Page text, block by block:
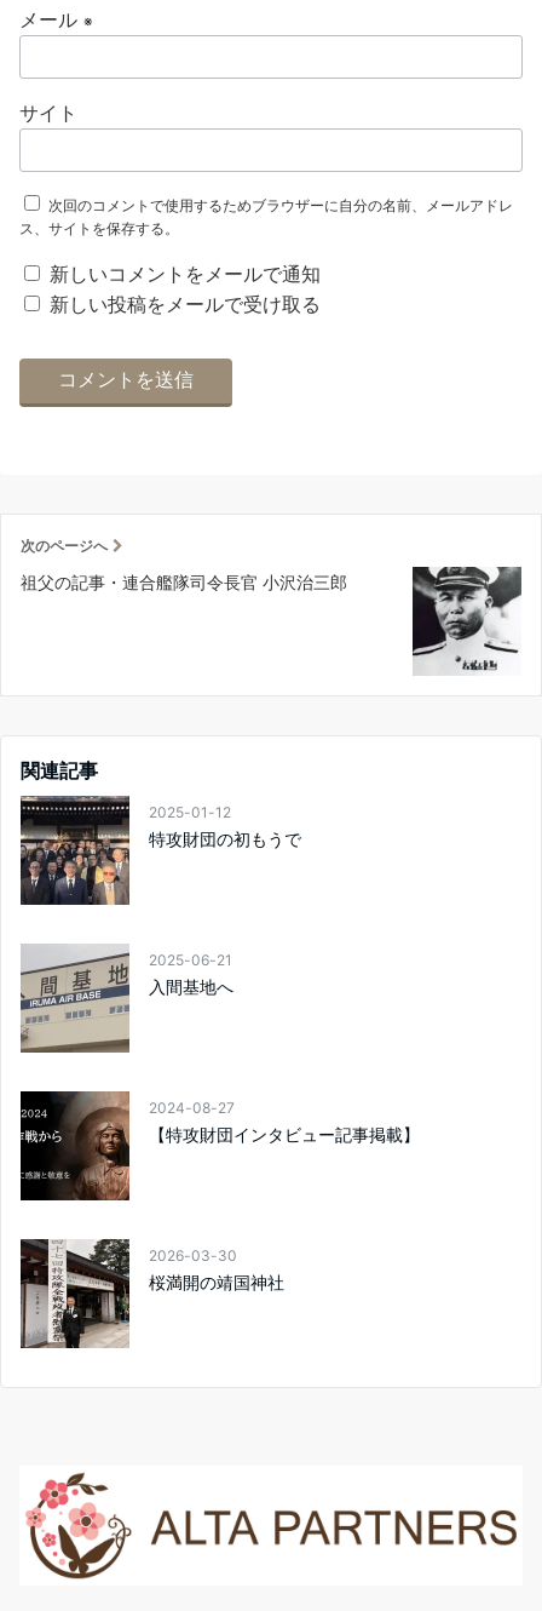
メール ※
サイト
次回のコメントで使用するためブラウザーに自分の名前、メールアドレ
ス、サイトを保存する。
新しいコメントをメールで通知
新しい投稿をメールで受け取る
次のページへ
祖父の記事・連合艦隊司令長官 小沢治三郎
関連記事
2025-01-12
特攻財団の初もうで
2025-06-21
入間基地へ
2024-08-27
【特攻財団インタビュー記事掲載】
2026-03-30
桜満開の靖国神社